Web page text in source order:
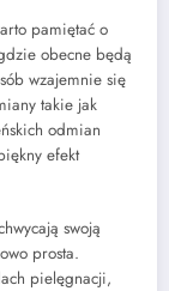
pamiętać o
obecne będą
wzajemnie się
takie jak
odmian
efekt
swoją
prosta.
pielęgnacji,